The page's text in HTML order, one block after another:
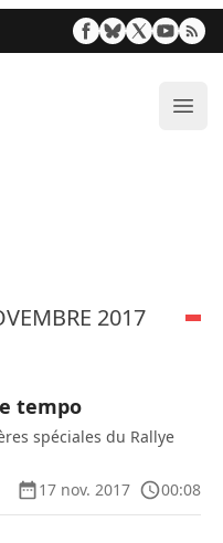
2017
tempo
spéciales du Rallye
17 nov. 2017
00:08